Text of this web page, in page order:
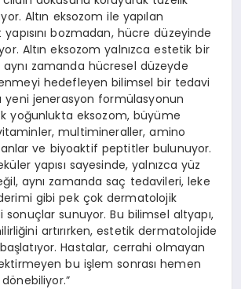
Altın eksozom ile yapılan
bozmadan, hücre düzeyinde
Altın eksozom yalnızca estetik bir
zamanda hücresel düzeyde
hedefleyen bilimsel bir tedavi
yeni jenerasyon formülasyonun
yoğunlukta eksozom, büyüme
multimineraller, amino
ve biyoaktif peptitler bulunuyor.
yapısı sayesinde, yalnızca yüz
aynı zamanda saç tedavileri, leke
gibi pek çok dermatolojik
sunuyor. Bu bilimsel altyapı,
artırırken, estetik dermatolojide
Hastalar, cerrahi olmayan
bu işlem sonrası hemen